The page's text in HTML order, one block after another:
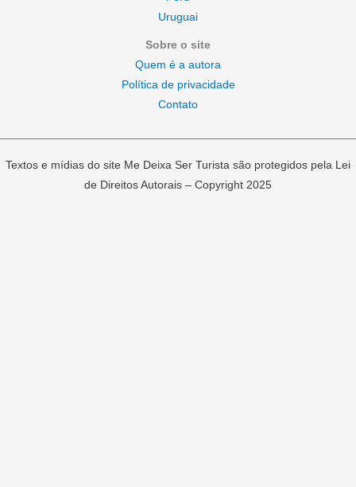
Uruguai
Sobre o site
Quem é a autora
Política de privacidade
Contato
Textos e mídias do site Me Deixa Ser Turista são protegidos pela Lei
de Direitos Autorais – Copyright 2025